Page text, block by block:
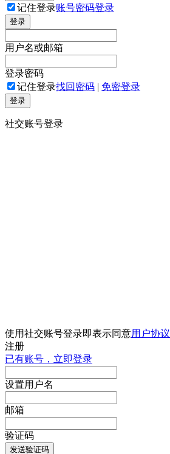
记住登录账号密码登录
登录
用户名或邮箱
登录密码
记住登录找回密码 | 免密登录
登录
社交账号登录
使用社交账号登录即表示同意用户协议
注册
已有账号，立即登录
设置用户名
邮箱
验证码
发送验证码